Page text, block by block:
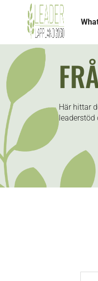
Här hittar
leaderstöd